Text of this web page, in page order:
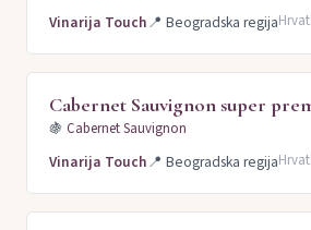
Vinarija Touch📍 Beogradska regija
Cabernet Sauvignon super
🍇 Cabernet Sauvignon
Vinarija Touch📍 Beogradska regija